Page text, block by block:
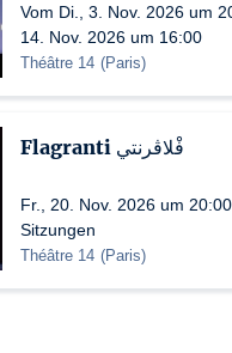
Vom Di., 3. Nov. 2026 um
14. Nov. 2026 um 16:00
Théâtre 14 (Paris)
Flagranti فْلاڤرنتي
Fr., 20. Nov. 2026 um
Sitzungen
Théâtre 14 (Paris)